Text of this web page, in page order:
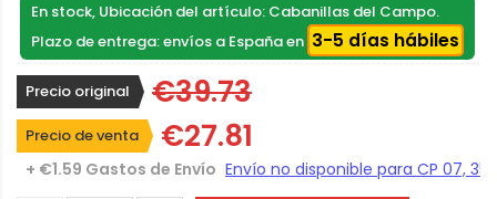
En stock, Ubicación del artículo: Cabanillas del Campo.
Plazo de entrega: envíos a España en 3-5 días hábiles
Precio original €39.73
Precio de venta €27.81
+ €1.59 Gastos de Envío